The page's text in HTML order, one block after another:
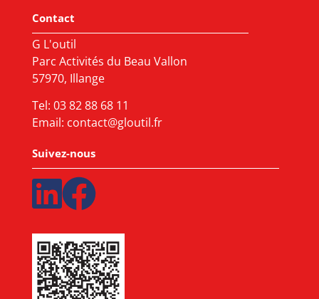
Contact
G L'outil
Parc Activités du Beau Vallon
57970, Illange
Tel: 03 82 88 68 11
Email: contact@gloutil.fr
Suivez-nous